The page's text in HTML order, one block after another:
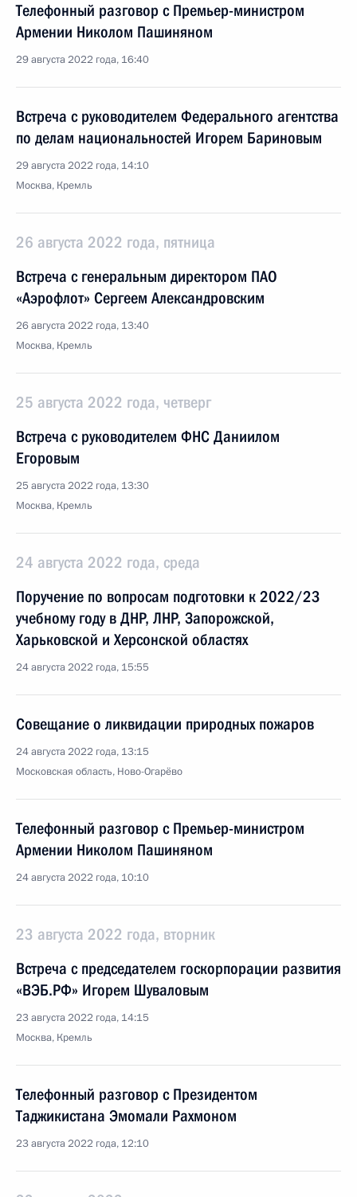
Телефонный разговор с Премьер-министром
Армении Николом Пашиняном
29 августа 2022 года, 16:40
Встреча с руководителем Федерального агентства
по делам национальностей Игорем Бариновым
29 августа 2022 года, 14:10
Москва, Кремль
26 августа 2022 года, пятница
Встреча с генеральным директором ПАО
«Аэрофлот» Сергеем Александровским
26 августа 2022 года, 13:40
Москва, Кремль
25 августа 2022 года, четверг
Встреча с руководителем ФНС Даниилом
Егоровым
25 августа 2022 года, 13:30
Москва, Кремль
24 августа 2022 года, среда
Поручение по вопросам подготовки к 2022/23
учебному году в ДНР, ЛНР, Запорожской,
Харьковской и Херсонской областях
24 августа 2022 года, 15:55
Совещание о ликвидации природных пожаров
24 августа 2022 года, 13:15
Московская область, Ново-Огарёво
Телефонный разговор с Премьер-министром
Армении Николом Пашиняном
24 августа 2022 года, 10:10
23 августа 2022 года, вторник
Встреча с председателем госкорпорации развития
«ВЭБ.РФ» Игорем Шуваловым
23 августа 2022 года, 14:15
Москва, Кремль
Телефонный разговор с Президентом
Таджикистана Эмомали Рахмоном
23 августа 2022 года, 12:10